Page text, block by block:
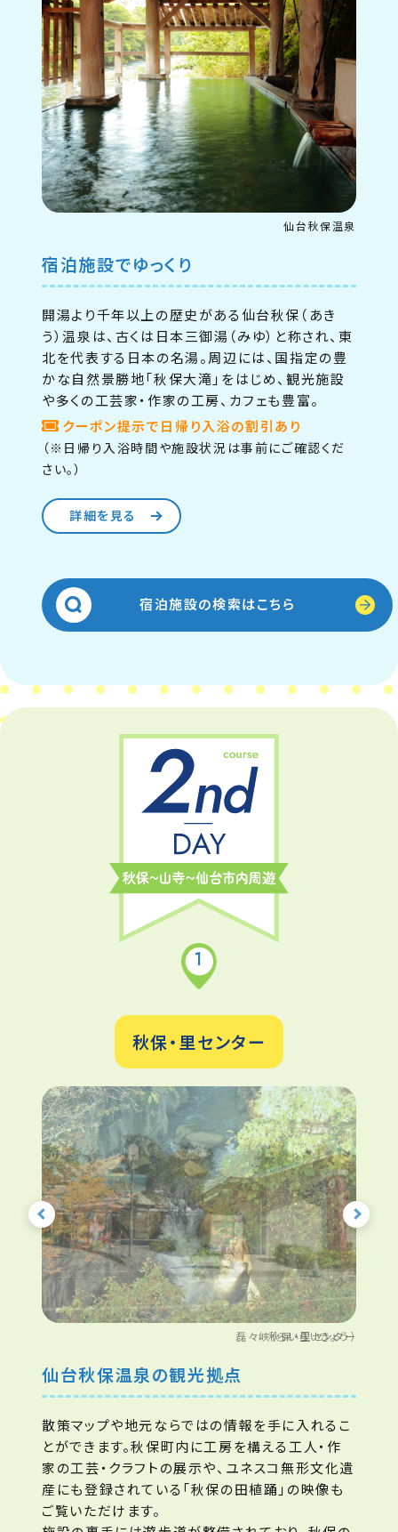
仙台秋保温泉
宿泊施設でゆっくり
開湯より千年以上の歴史がある仙台秋保（あき
う）温泉は、古くは日本三御湯（みゆ）と称され、東
北を代表する日本の名湯。周辺には、国指定の豊
かな自然景勝地「秋保大滝」をはじめ、観光施設
や多くの工芸家・作家の工房、カフェも豊富。
クーポン提示で日帰り入浴の割引あり
（※日帰り入浴時間や施設状況は事前にご確認くだ
さい。）
詳細を見る
宿泊施設の検索はこちら
1
秋保・里センター
磊々峡（らいらいきょう）
仙台秋保温泉の観光拠点
散策マップや地元ならではの情報を手に入れるこ
とができます。秋保町内に工房を構える工人・作
家の工芸・クラフトの展示や、ユネスコ無形文化遺
産にも登録されている「秋保の田植踊」の映像も
ご覧いただけます。